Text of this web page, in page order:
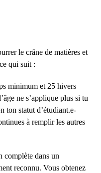
le crâne de matières et
qui suit :
minimum et 25 hivers
ne s’applique plus si tu
ton statut d’étudiant.e-
à remplir les autres
complète dans un
reconnu. Vous obtenez